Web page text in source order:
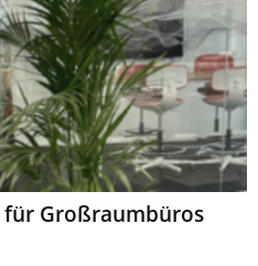
Großraumbüros